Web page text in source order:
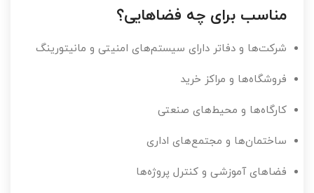
مناسب برای چه فضاهایی؟
شرکت‌ها و دفاتر دارای سیستم‌های امنیتی و مانیتورینگ
فروشگاه‌ها و مراکز خرید
کارگاه‌ها و محیط‌های صنعتی
ساختمان‌ها و مجتمع‌های اداری
فضاهای آموزشی و کنترل پروژه‌ها